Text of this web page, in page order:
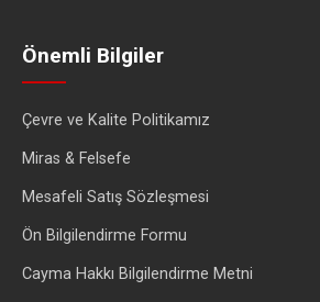
Önemli Bilgiler
Çevre ve Kalite Politikamız
Miras & Felsefe
Mesafeli Satış Sözleşmesi
Ön Bilgilendirme Formu
Cayma Hakkı Bilgilendirme Metni